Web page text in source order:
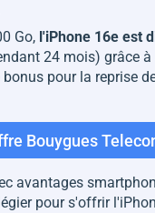
Go, l'iPhone 16e est
24 mois) grâce à
pour la reprise
Bouygues
avantages
pour s'offrir